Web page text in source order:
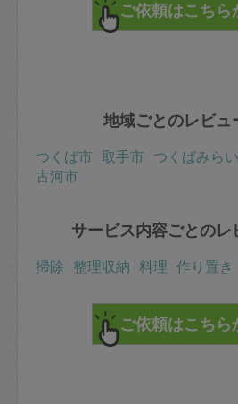
地域ごとのレビュ
つくば市 取手市 つくばみら
古河市
サービス内容ごとのレ
掃除 整理収納 料理 作り置き